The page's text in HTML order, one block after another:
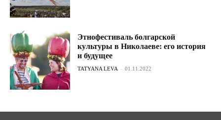
Этнофестиваль болгарской
культуры в Николаеве: его история
и будущее
TATYANA LEVA - 01.11.2022